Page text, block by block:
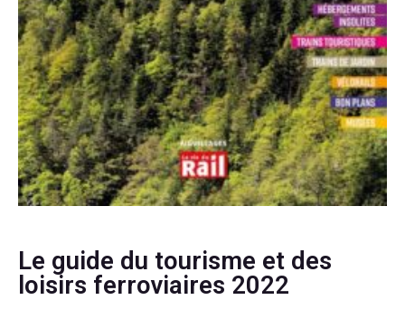
Le guide du tourisme et des
loisirs ferroviaires 2022